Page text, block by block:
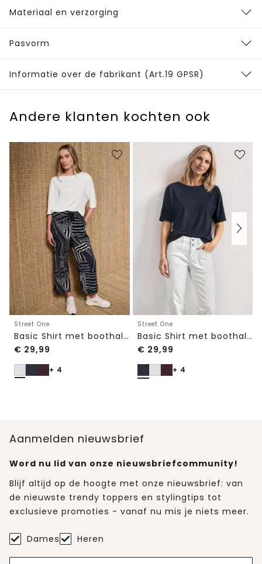
Materiaal en verzorging
Pasvorm
Informatie over de fabrikant (Art.19 GPSR)
Andere klanten kochten ook
Street One
Basic Shirt met boothals en elastische zoom
€ 29,99
+ 4
Street One
Basic Shirt met boothals en elastische zoom
€ 29,99
+ 4
Aanmelden nieuwsbrief
Word nu lid van onze nieuwsbriefcommunity!
Blijf altijd op de hoogte met onze nieuwsbrief: van
de nieuwste trendy toppers en stylingtips tot
exclusieve promoties - vanaf nu mis je niets meer.
Dames Heren